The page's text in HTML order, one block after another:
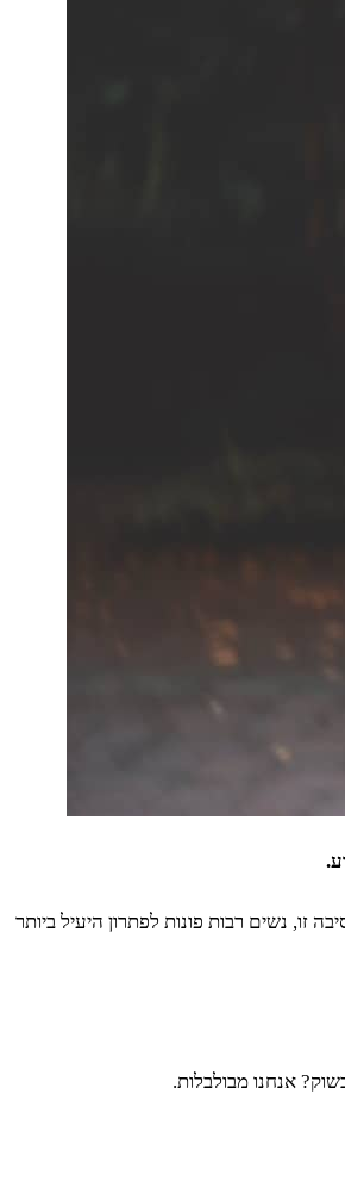
זו, נשים רבות פונות לפתרון היעיל ביותר
אנחנו מבולבלות.